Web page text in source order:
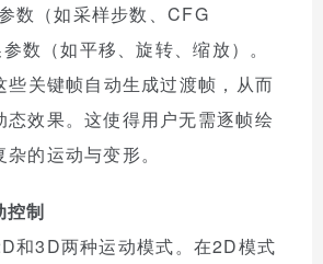
数（如采样步数、CFG
数（如平移、旋转、缩放）。
些关键帧自动生成过渡帧，从而
态效果。这使得用户无需逐帧绘
的运动与变形。
控制
和3D两种运动模式。在2D模式